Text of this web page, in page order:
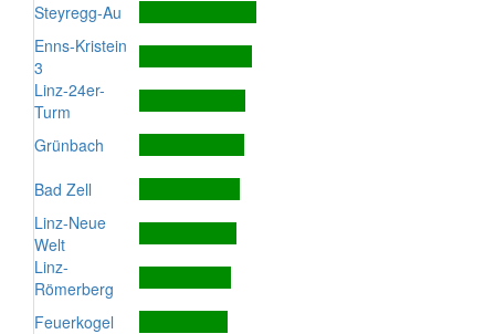
Steyregg-Au
Enns-Kristein
3
Linz-24er-
Turm
Grünbach
Bad Zell
Linz-Neue
Welt
Linz-
Römerberg
Feuerkogel